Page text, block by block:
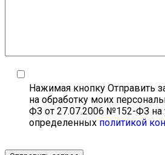
Нажимая кнопку Отправить
на обработку моих
ФЗ от 27.07.2006 №152-ФЗ на
определенных политикой